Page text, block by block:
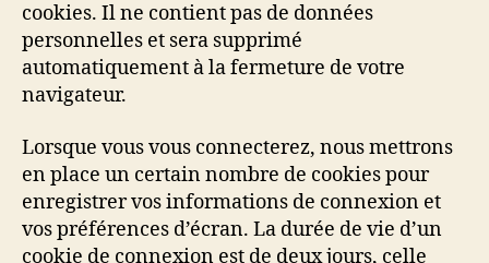
cookies. Il ne contient pas de données
personnelles et sera supprimé
automatiquement à la fermeture de votre
navigateur.
Lorsque vous vous connecterez, nous mettrons
en place un certain nombre de cookies pour
enregistrer vos informations de connexion et
vos préférences d’écran. La durée de vie d’un
cookie de connexion est de deux jours, celle